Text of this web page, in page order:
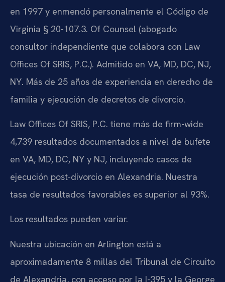
en 1997 y enmendó personalmente el Código de
Virginia § 20-107.3. Of Counsel (abogado
consultor independiente que colabora con Law
Offices Of SRIS, P.C.). Admitido en VA, MD, DC, NJ,
NY. Más de 25 años de experiencia en derecho de
familia y ejecución de decretos de divorcio.
Law Offices Of SRIS, P.C. tiene más de firm-wide
4,739 resultados documentados a nivel de bufete
en VA, MD, DC, NY y NJ, incluyendo casos de
ejecución post-divorcio en Alexandria. Nuestra
tasa de resultados favorables es superior al 93%.
Los resultados pueden variar.
Nuestra ubicación en Arlington está a
aproximadamente 8 millas del Tribunal de Circuito
de Alexandria, con acceso por la I-395 y la George